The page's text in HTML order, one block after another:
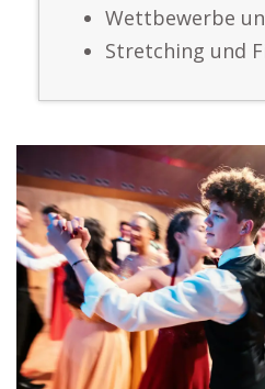
Wettbewerbe
Stretching und